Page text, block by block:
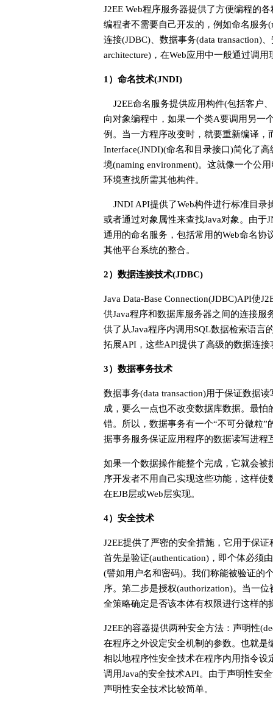
J2EE Web程序服务器提供了方便编程的
编程者不需要自己开发的，例如命名服务
连接(JDBC)、数据事务(data transaction)
architecture)，在Web应用中一般通过调
1）命名技术(JNDI)
J2EE命名服务提供应用构件(包括客户、
向对象编程中，如果一个类A要调用另一
例。当一方程序改变时，就要重新编译，
Interface(JNDI)(命名和目录接口)简化了
境(naming environment)。这就像一个公
环境查找所需其他构件。
JNDI API提供了Web构件进行标准目录
或者通过对象属性来查找Java对象。由
通用的命名服务，包括常用的Web命名协
其他平台系统的整合。
2）数据连接技术(JDBC)
Java Data-Base Connection(JDBC)API使
供Java程序和数据库服务器之间的连接
供了从Java程序内调用SQL数据检索语言
拓展API，这些API提供了高级的数据连接
3）数据事务技术
数据事务(data transaction)用于保证数据
成，要么一点也不改变数据库数据。最
错。所以，数据事务有一个“不可分微粒”
据事务服务保证应用程序的数据读写进程
如果一个数据操作能整个完成，它就会
序开发者不用自己实现这些功能，这样
在EJB层或Web层实现。
4）安全技术
J2EE提供了严密的安全措施，它用于保
首先是验证(authentication)，即个体必须
(譬如用户名和密码)。我们称能被验证的
序。第二步是授权(authorization)。当一
全策略确定是否该本体有权限进行这样的
J2EE的容器提供两种安全方法：声明性
在程序之外设定安全机制的参数。也就
相以地程序性安全技术在程序内用指令设
调用Java的安全技术API。由于声明性安
声明性安全技术比较简单。